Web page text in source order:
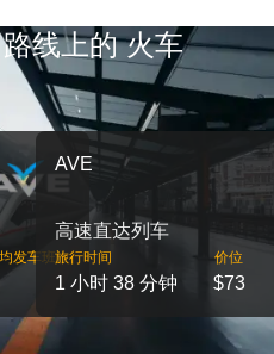
线上的 火车
发车班次
AVE
高速直达列车
旅行时间
1 小时 38 分钟
价位
$73